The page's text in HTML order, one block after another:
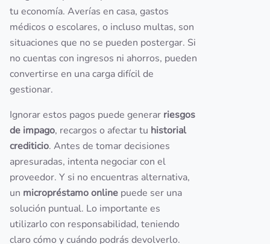
tu economía. Averías en casa, gastos
médicos o escolares, o incluso multas, son
situaciones que no se pueden postergar. Si
no cuentas con ingresos ni ahorros, pueden
convertirse en una carga difícil de
gestionar.
Ignorar estos pagos puede generar riesgos
de impago, recargos o afectar tu historial
crediticio. Antes de tomar decisiones
apresuradas, intenta negociar con el
proveedor. Y si no encuentras alternativa,
un micropréstamo online puede ser una
solución puntual. Lo importante es
utilizarlo con responsabilidad, teniendo
claro cómo y cuándo podrás devolverlo.